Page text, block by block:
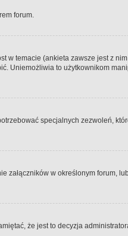
forum.
temacie (ankieta zawsze jest z
Uniemożliwia to użytkownikom
specjalnych zezwoleń,
załączników w określonym forum,
że jest to decyzja